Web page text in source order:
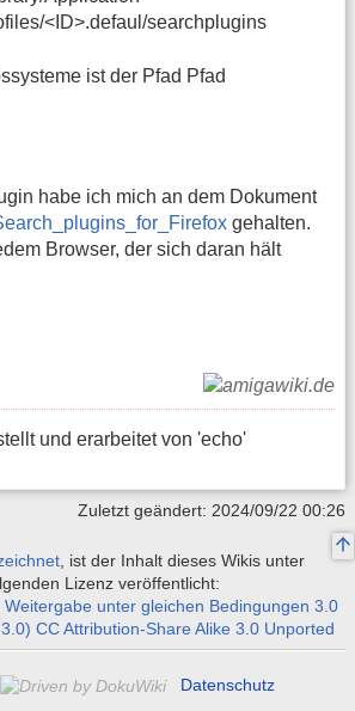
<ID>.defaul/searchplugins
ist der Pfad Pfad
habe ich mich an dem Dokument
gehalten.
Browser, der sich daran hält
und erarbeitet von 'echo'
Zuletzt geändert: 2024/09/22 00:26
, ist der Inhalt dieses Wikis unter
Lizenz veröffentlicht:
unter gleichen Bedingungen 3.0
CC Attribution-Share Alike 3.0 Unported
Datenschutz